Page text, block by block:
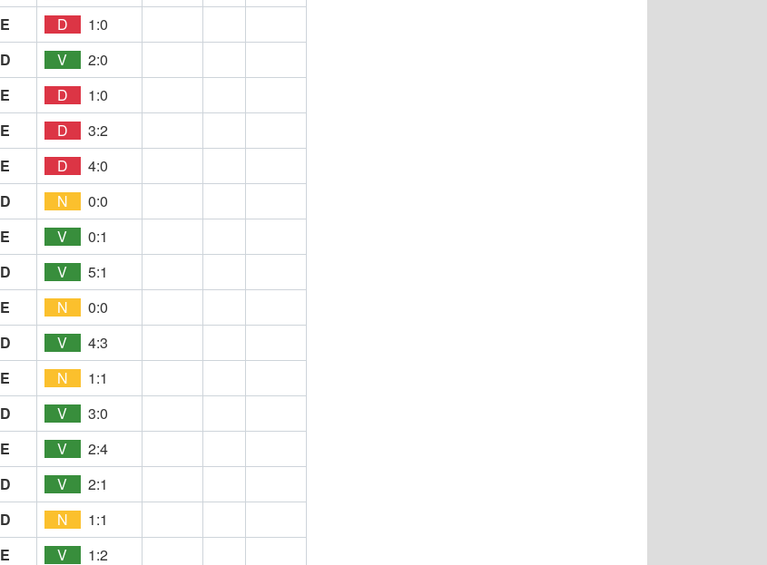
E D
1:0
D V
2:0
E D
1:0
E D
3:2
E D
4:0
D N
0:0
E V
0:1
D V
5:1
E N
0:0
D V
4:3
E N
1:1
D V
3:0
E V
2:4
D V
2:1
D N
1:1
E V
1:2